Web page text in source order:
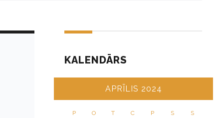
KALENDĀRS
APRĪLIS 2024
P O T C P S S